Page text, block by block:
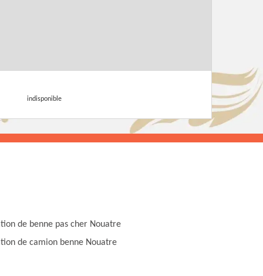
indisponible
de benne pas cher Nouatre
de camion benne Nouatre